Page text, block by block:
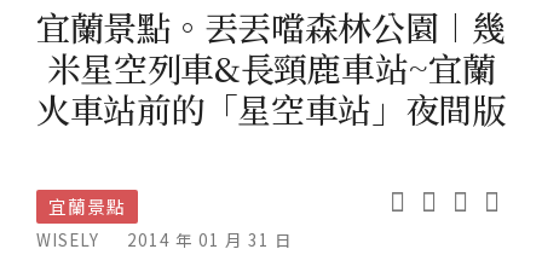
宜蘭景點。丟丟噹森林公園︱幾
米星空列車&長頸鹿車站~宜蘭
火車站前的「星空車站」夜間版
宜蘭景點
WISELY 2014 年 01 月 31 日